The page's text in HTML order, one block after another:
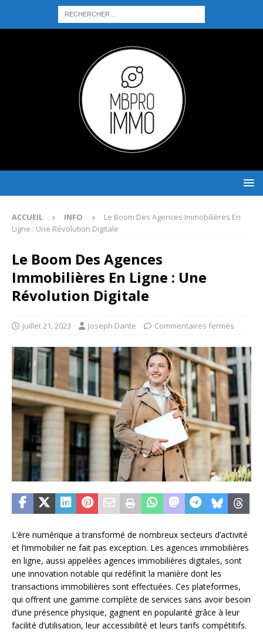
ACCUEIL INFO
Le Boom Des Agences Immobilières En
Ligne : Une Révolution Digitale
Le Boom Des Agences
Immobilières En Ligne : Une
Révolution Digitale
juillet 21, 2023 Joseph Dante Commentaires fermés
L’ère numérique a transformé de nombreux secteurs d’activité
et l’immobilier ne fait pas exception. Les agences immobilières
en ligne, aussi appelées agences immobilières digitales, sont
une innovation notable qui redéfinit la manière dont les
transactions immobilières sont effectuées. Ces plateformes,
qui offrent une gamme complète de services sans avoir besoin
d’une présence physique, gagnent en popularité grâce à leur
facilité d’utilisation, leur accessibilité et leurs tarifs compétitifs.